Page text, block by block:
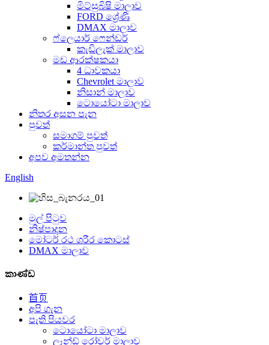
මිට්සුබිෂි මාලාව
FORD ශ්‍රේණි
DMAX මාලාව
ෆ්ලෙයාර් ෆෙන්ඩර්
කැඩිලැක් මාලාව
මඩ ආරක්ෂකයා
4 ධාවකයා
Chevrolet මාලාව
නිසාන් මාලාව
ටොයෝටා මාලාව
නිතර අසන පැන
පුවත්
සමාගම් පුවත්
කර්මාන්ත පුවත්
අපව අමතන්න
English
මුල් පිටුව
නිෂ්පාදන
මෝටර් රථ ශරීර කොටස්
DMAX මාලාව
කාණ්ඩ
首页
අපි ගැන
පැති පියවර
ටොයෝටා මාලාව
ලෑන්ඩ් රෝවර් මාලාව